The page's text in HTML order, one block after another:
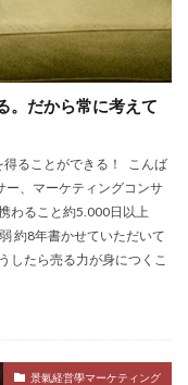
。だから常に考えて
得ることができる！ こんば
ー、マーケティングコンサ
わること約5.000日以上
約8年書かせていただいて
したら売る力が身につくこ
景氣経営學マーケティング